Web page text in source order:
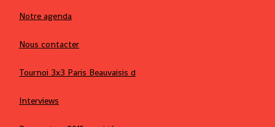
Notre agenda
Nous contacter
Tournoi 3x3 Paris Beauvaisis d
Interviews